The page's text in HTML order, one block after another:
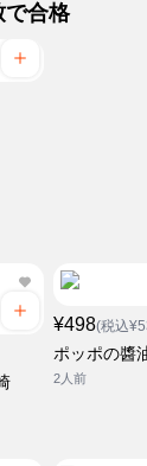
で合格
¥498(税込
ポッポの醬
2人前